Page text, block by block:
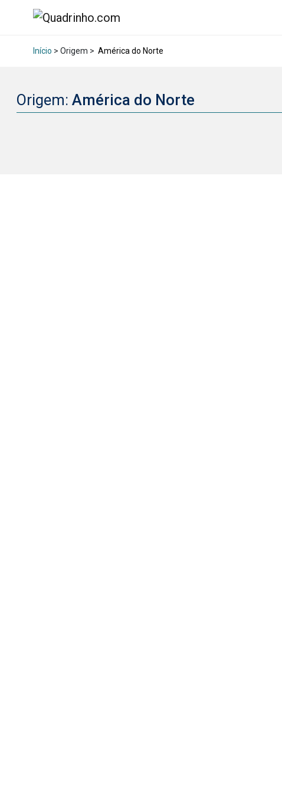
Início > Origem > América do Norte
Origem: América do Norte